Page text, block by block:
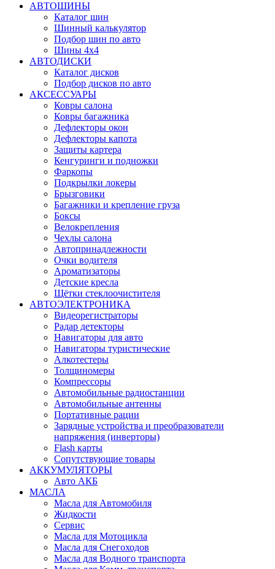
АВТОШИНЫ
Каталог шин
Шинный калькулятор
Подбор шин по авто
Шины 4x4
АВТОДИСКИ
Каталог дисков
Подбор дисков по авто
АКСЕССУАРЫ
Ковры салона
Ковры багажника
Дефлекторы окон
Дефлекторы капота
Защиты картера
Кенгуринги и подножки
Фаркопы
Подкрылки локеры
Брызговики
Багажники и крепление груза
Боксы
Велокрепления
Чехлы салона
Автопринадлежности
Очки водителя
Ароматизаторы
Детские кресла
Щётки стеклоочистителя
АВТОЭЛЕКТРОНИКА
Видеорегистраторы
Радар детекторы
Навигаторы для авто
Навигаторы туристические
Алкотестеры
Толщиномеры
Компрессоры
Автомобильные радиостанции
Автомобильные антенны
Портативные рации
Зарядные устройства и преобразователи
напряжения (инверторы)
Flash карты
Сопутствующие товары
АККУМУЛЯТОРЫ
Авто АКБ
МАСЛА
Масла для Автомобиля
Жидкости
Сервис
Масла для Мотоцикла
Масла для Снегоходов
Масла для Водного транспорта